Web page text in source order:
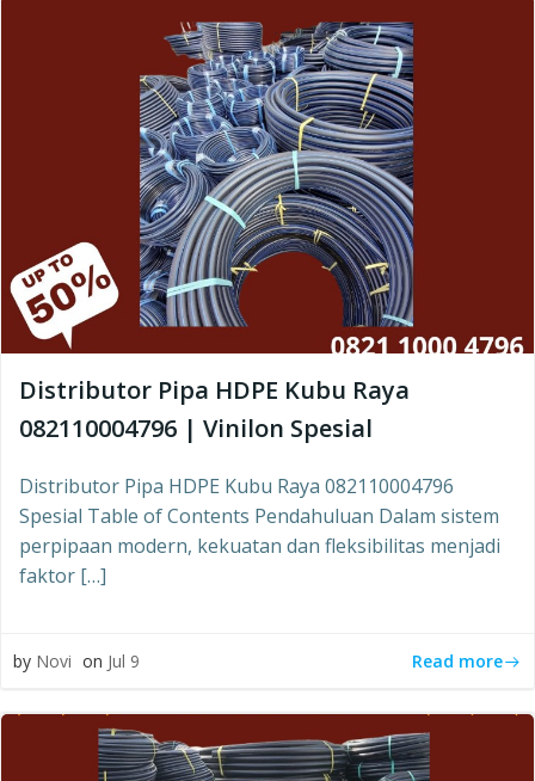
Distributor Pipa HDPE Kubu Raya
082110004796 | Vinilon Spesial
Distributor Pipa HDPE Kubu Raya 082110004796
Spesial Table of Contents Pendahuluan Dalam sistem
perpipaan modern, kekuatan dan fleksibilitas menjadi
faktor […]
by Novi on Jul 9 Read more